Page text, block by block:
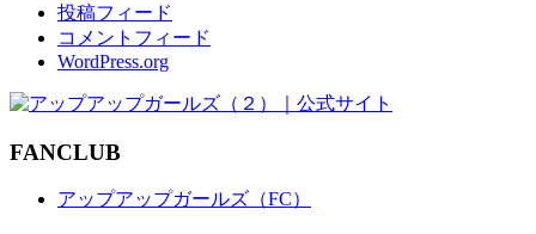
投稿フィード
コメントフィード
WordPress.org
FANCLUB
アップアップガールズ（FC）